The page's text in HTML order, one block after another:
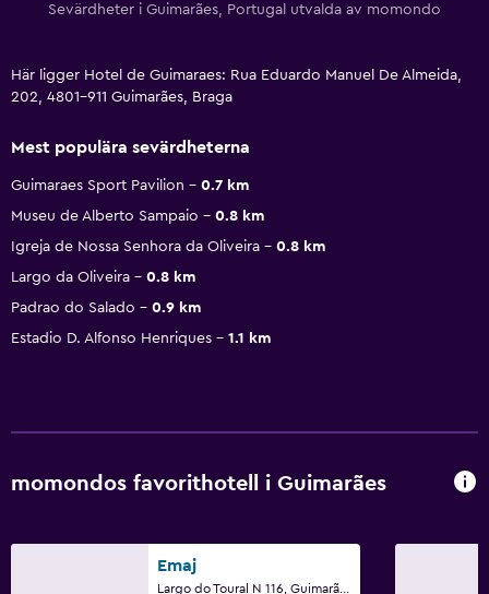
Sevärdheter i Guimarães, Portugal utvalda av momondo
Här ligger Hotel de Guimaraes: Rua Eduardo Manuel De Almeida,
202, 4801-911 Guimarães, Braga
Mest populära sevärdheterna
Guimaraes Sport Pavilion
0.7 km
Museu de Alberto Sampaio
0.8 km
Igreja de Nossa Senhora da Oliveira
0.8 km
Largo da Oliveira
0.8 km
Padrao do Salado
0.9 km
Estadio D. Alfonso Henriques
1.1 km
momondos favorithotell i Guimarães
Emaj